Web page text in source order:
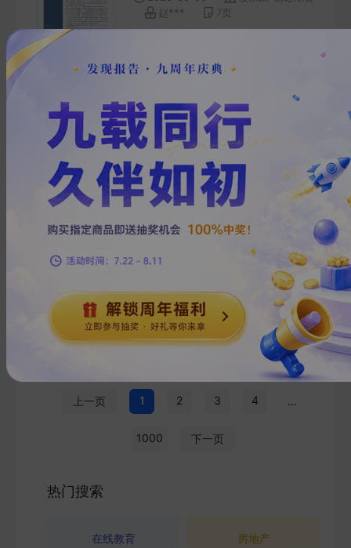
赵***
7 页
煤焦早报：复产交易暂告一段
落，盘面触底回升
2026-08-06 刘开友
信达期货
J***
7
原油早报：航线虽定条款收
紧，油价止跌反弹
2026-08-06
张秀峰、王诗朦
信达期货
善*** 页
上一页 1 2 3 4 ...
1000 下一页
热门搜索
在线教育 房地产